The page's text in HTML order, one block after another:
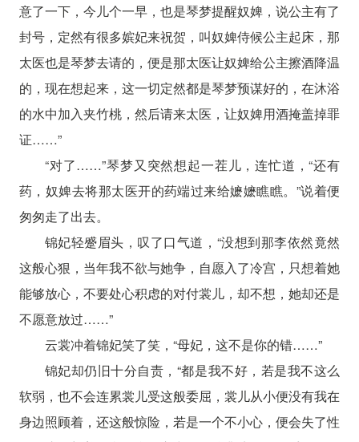
意了一下，今儿个一早，也是琴梦提醒奴婢，说公主有了
封号，定然有很多嫔妃来祝贺，叫奴婢侍候公主起床，那
太医也是琴梦去请的，便是那太医让奴婢给公主擦酒降温
的，现在想起来，这一切定然都是琴梦预谋好的，在沐浴
的水中加入夹竹桃，然后请来太医，让奴婢用酒掩盖掉罪
证……”
“对了……”琴梦又突然想起一茬儿，连忙道，“还有
药，奴婢去将那太医开的药端过来给嬷嬷瞧瞧。”说着便
匆匆走了出去。
锦妃轻蹙眉头，叹了口气道，“没想到那李依然竟然
这般心狠，当年我不欲与她争，自愿入了冷宫，只想着她
能够放心，不要处心积虑的对付裳儿，却不想，她却还是
不愿意放过……”
云裳冲着锦妃笑了笑，“母妃，这不是你的错……”
锦妃却仍旧十分自责，“都是我不好，若是我不这么
软弱，也不会连累裳儿受这般委屈，裳儿从小便没有我在
身边照顾着，还这般惊险，若是一个不小心，便会失了性